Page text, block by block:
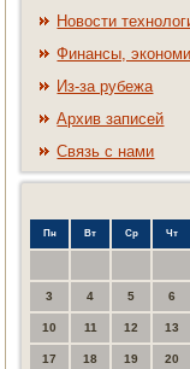
Новости
Финансы,
Из-за рубежа
Архив записей
Связь с нами
Пн Вт Ср Чт
3 4 5 6
10 11 12 13
17 18 19 20